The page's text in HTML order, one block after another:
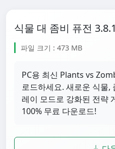
식물 대 좀비 퓨전
파일 크기 : 473 MB
PC용 최신 Plants vs
로드하세요. 새로운 식물,
레이 모드로 강화된 전략
100% 무료 다운로드!